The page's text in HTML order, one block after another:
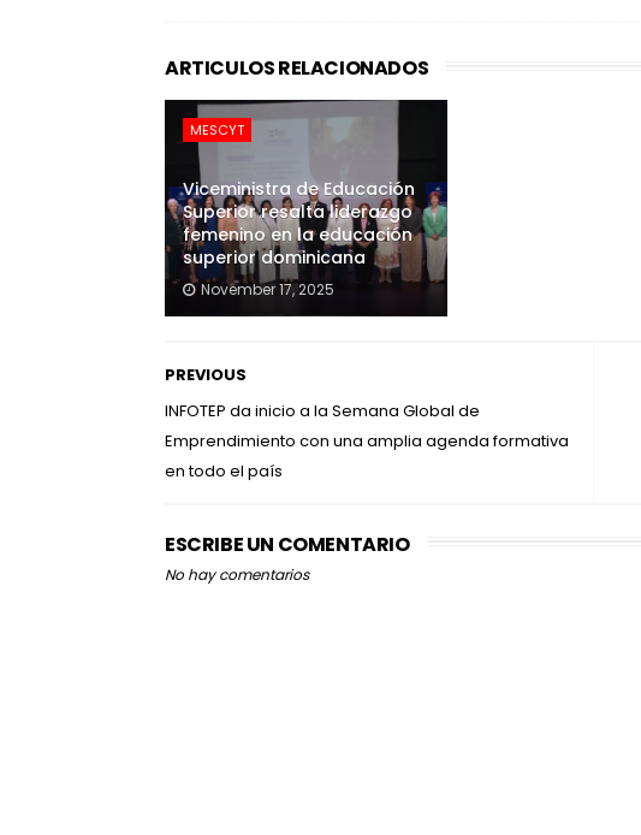
ARTICULOS RELACIONADOS
MESCYT
Viceministra de Educación
Superior resalta liderazgo
femenino en la educación
superior dominicana
November 17, 2025
PREVIOUS
INFOTEP da inicio a la Semana Global de
Emprendimiento con una amplia agenda formativa
en todo el país
ESCRIBE UN COMENTARIO
No hay comentarios